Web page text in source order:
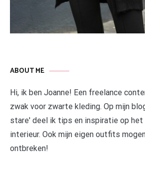
ABOUT ME
Hi, ik ben Joanne! Een freelance
zwak voor zwarte kleding. Op mijn
stare' deel ik tips en inspiratie op het
interieur. Ook mijn eigen outfits
ontbreken!